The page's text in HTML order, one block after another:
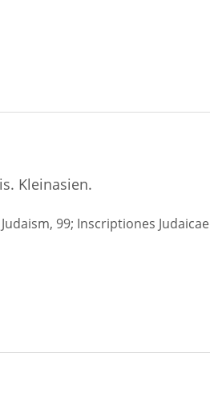
Kleinasien.
99; Inscriptiones Judaicae